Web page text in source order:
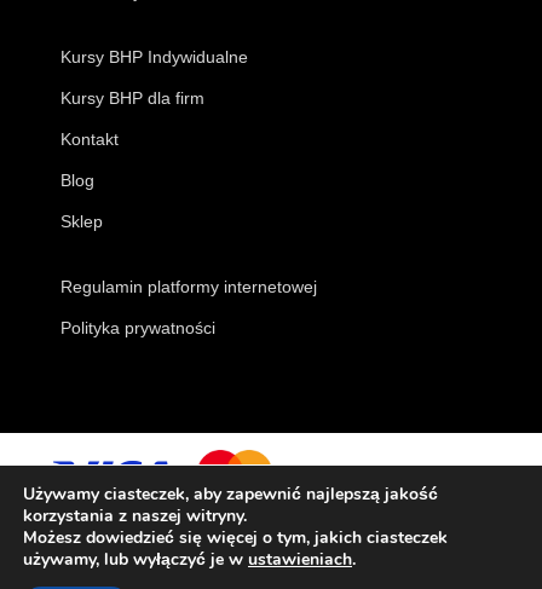
Kursy BHP Indywidualne
Kursy BHP dla firm
Kontakt
Blog
Sklep
Regulamin platformy internetowej
Polityka prywatności
Używamy ciasteczek, aby zapewnić najlepszą jakość
korzystania z naszej witryny.
Możesz dowiedzieć się więcej o tym, jakich ciasteczek
używamy, lub wyłączyć je w ustawieniach.